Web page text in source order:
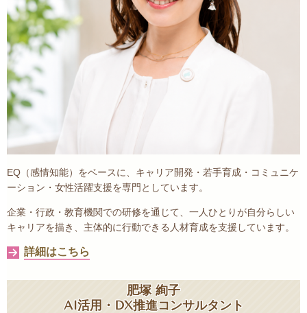
EQ（感情知能）をベースに、キャリア開発・若手育成・コミュニケ
ーション・女性活躍支援を専門としています。
企業・行政・教育機関での研修を通じて、一人ひとりが自分らしい
キャリアを描き、主体的に行動できる人材育成を支援しています。
詳細はこちら
肥塚 絢子
AI活用・DX推進コンサルタント